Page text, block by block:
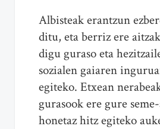
Albisteak erantzun
ditu, eta berriz ere
digu guraso eta
sozialen gaiaren
egiteko. Etxean
gurasook ere gure
honetaz hitz egiteko